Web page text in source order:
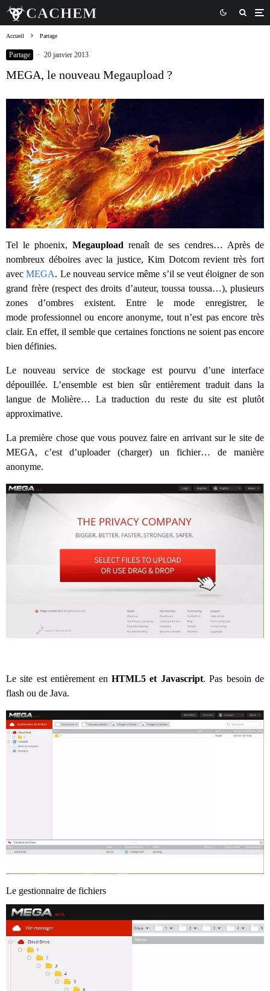
Accueil Partage
Partage · 20 janvier 2013
MEGA, le nouveau Megaupload ?
Tel le phoenix, Megaupload renaît de ses cendres… Après de
nombreux déboires avec la justice, Kim Dotcom revient très fort
avecMEGA. Le nouveau service même s’il se veut éloigner de son
grand frère (respect des droits d’auteur, toussa toussa…), plusieurs
zones d’ombres existent. Entre le mode enregistrer, le
mode professionnel ou encore anonyme, tout n’est pas encore très
clair. En effet, il semble que certaines fonctions ne soient pas encore
bien définies.
Le nouveau service de stockage est pourvu d’une interface
dépouillée. L’ensemble est bien sûr entièrement traduit dans la
langue de Molière… La traduction du reste du site est plutôt
approximative.
La première chose que vous pouvez faire en arrivant sur le site de
MEGA, c’est d’uploader (charger) un fichier… de manière
anonyme.
Le site est entièrement en HTML5 et Javascript. Pas besoin de
flash ou de Java.
Le gestionnaire de fichiers